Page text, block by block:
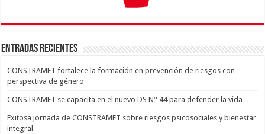
ENTRADAS RECIENTES
CONSTRAMET fortalece la formación en prevención de riesgos con
perspectiva de género
CONSTRAMET se capacita en el nuevo DS N° 44 para defender la vida
Exitosa jornada de CONSTRAMET sobre riesgos psicosociales y bienestar
integral